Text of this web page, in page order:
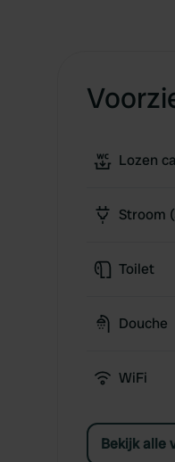
Lozen
Stroom
Toilet
Douche
WiFi
Bekijk alle